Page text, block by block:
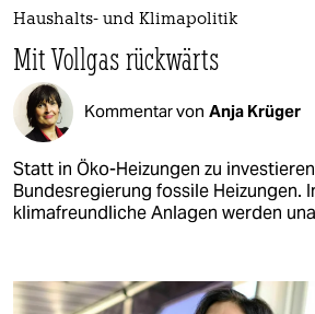
Haushalts- und Klimapolitik
Mit Vollgas rückwärts
Kommentar von Anja Krüger
Statt in Öko-Heizungen zu
Bundesregierung fossile Heizungen.
klimafreundliche Anlagen werden